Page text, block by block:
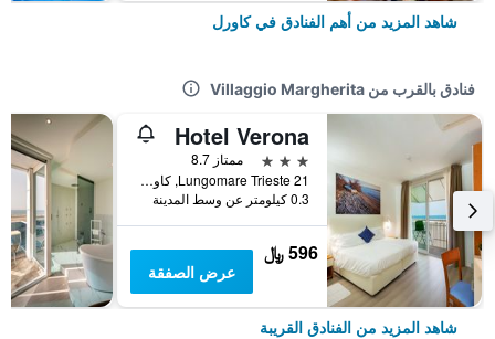
شاهد المزيد من أهم الفنادق في كاورل
فنادق بالقرب من Villaggio Margherita
Hotel Verona
3 نجوم
ممتاز 8.7
Lungomare Trieste 21, كاورل, فينيتو, إيطاليا
0.3 كيلومتر عن وسط المدينة
596 ﷼
عرض الصفقة
شاهد المزيد من الفنادق القريبة